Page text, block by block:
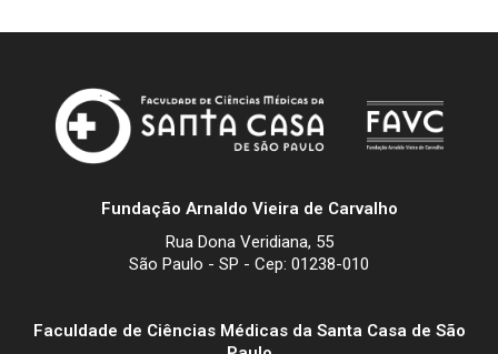
Fundação Arnaldo Vieira de Carvalho
Rua Dona Veridiana, 55
São Paulo - SP - Cep: 01238-010
Faculdade de Ciências Médicas da Santa Casa de São